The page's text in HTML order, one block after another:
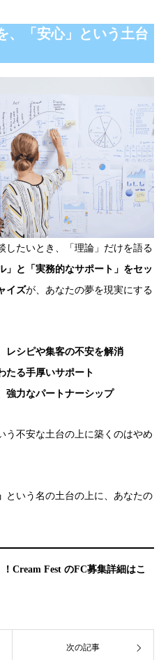
、「安心」という土台
したいとき、「理論」だけを語る
」と「実務的なサポート」をセッ
イズが、あなたの夢を現実にする
レシピや集客の不安を解消
たる手厚いサポート
強力なパートナーシップ
う不安な土台の上に築くのはやめ
という名の土台の上に、あなたの
Cream Fest のFC募集詳細はこ
次の記事